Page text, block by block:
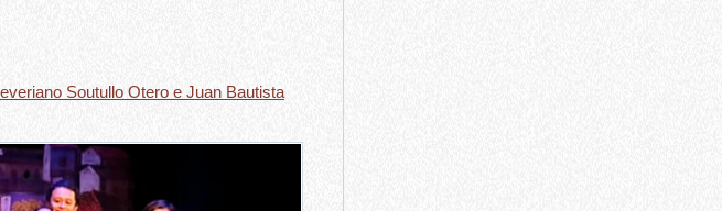
Soutullo Otero e Juan Bautista